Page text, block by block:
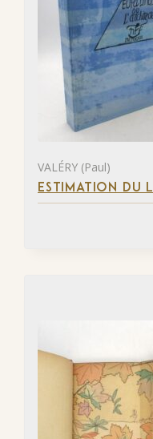
VALÉRY (Paul)
ESTIMATION DU